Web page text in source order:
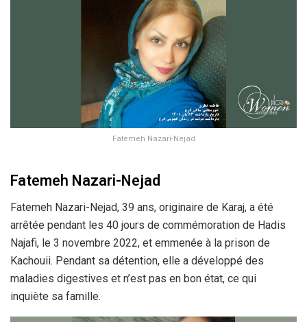
Fatemeh Nazari-Nejad
Fatemeh Nazari-Nejad
Fatemeh Nazari-Nejad, 39 ans, originaire de Karaj, a été
arrêtée pendant les 40 jours de commémoration de Hadis
Najafi, le 3 novembre 2022, et emmenée à la prison de
Kachouii. Pendant sa détention, elle a développé des
maladies digestives et n’est pas en bon état, ce qui
inquiète sa famille.